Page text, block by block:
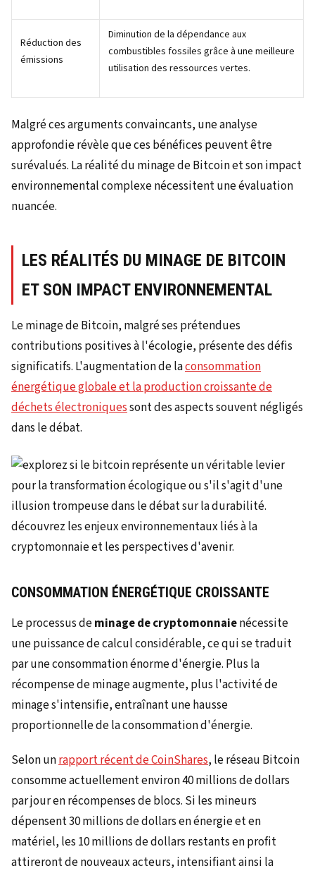
Réduction des
émissions
Diminution de la dépendance aux
combustibles fossiles grâce à une meilleure
utilisation des ressources vertes.
Malgré ces arguments convaincants, une analyse
approfondie révèle que ces bénéfices peuvent être
surévalués. La réalité du minage de Bitcoin et son impact
environnemental complexe nécessitent une évaluation
nuancée.
LES RÉALITÉS DU MINAGE DE BITCOIN
ET SON IMPACT ENVIRONNEMENTAL
Le minage de Bitcoin, malgré ses prétendues
contributions positives à l'écologie, présente des défis
significatifs. L'augmentation de laconsommation
énergétique globale et la production croissante de
déchets électroniquessont des aspects souvent négligés
dans le débat.
CONSOMMATION ÉNERGÉTIQUE CROISSANTE
Le processus deminage de cryptomonnaienécessite
une puissance de calcul considérable, ce qui se traduit
par une consommation énorme d'énergie. Plus la
récompense de minage augmente, plus l'activité de
minage s'intensifie, entraînant une hausse
proportionnelle de la consommation d'énergie.
Selon unrapport récent de CoinShares, le réseau Bitcoin
consomme actuellement environ 40 millions de dollars
par jour en récompenses de blocs. Si les mineurs
dépensent 30 millions de dollars en énergie et en
matériel, les 10 millions de dollars restants en profit
attireront de nouveaux acteurs, intensifiant ainsi la